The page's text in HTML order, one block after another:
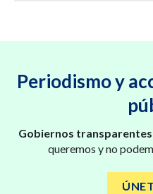
Periodismo y
Gobiernos
queremos y no